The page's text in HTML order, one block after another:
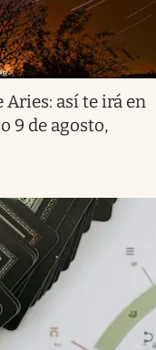
Aries: así te irá en
9 de agosto,